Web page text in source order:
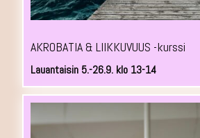
AKROBATIA & LIIKKUVUUS -kurssi
Lauantaisin 5.-26.9. klo 13-14